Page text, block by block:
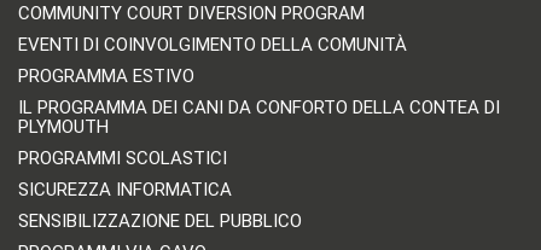
COMMUNITY COURT DIVERSION PROGRAM
EVENTI DI COINVOLGIMENTO DELLA COMUNITÀ
PROGRAMMA ESTIVO
IL PROGRAMMA DEI CANI DA CONFORTO DELLA CONTEA DI
PLYMOUTH
PROGRAMMI SCOLASTICI
SICUREZZA INFORMATICA
SENSIBILIZZAZIONE DEL PUBBLICO